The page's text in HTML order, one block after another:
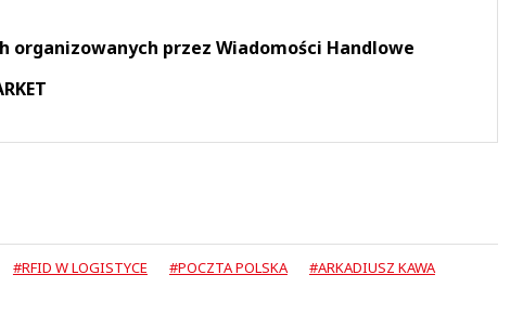
organizowanych przez Wiadomości Handlowe
#RFID W LOGISTYCE #POCZTA POLSKA #ARKADIUSZ KAWA